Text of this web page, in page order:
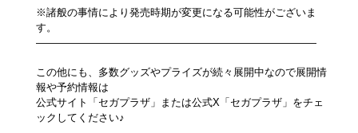
※諸般の事情により発売時期が変更になる可能性がございま
す。
———————————————————————————
この他にも、多数グッズやプライズが続々展開中なので展開情
報や予約情報は
公式サイト「セガプラザ」または公式X「セガプラザ」をチェ
ックしてください♪